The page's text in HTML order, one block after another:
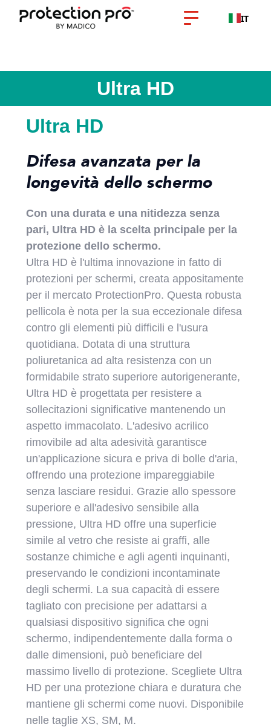
IT
Ultra HD
Ultra HD
Difesa avanzata per la
longevità dello schermo
Con una durata e una nitidezza senza
pari, Ultra HD è la scelta principale per la
protezione dello schermo.
Ultra HD è l'ultima innovazione in fatto di
protezioni per schermi, creata appositamente
per il mercato ProtectionPro. Questa robusta
pellicola è nota per la sua eccezionale difesa
contro gli elementi più difficili e l'usura
quotidiana. Dotata di una struttura
poliuretanica ad alta resistenza con un
formidabile strato superiore autorigenerante,
Ultra HD è progettata per resistere a
sollecitazioni significative mantenendo un
aspetto immacolato. L'adesivo acrilico
rimovibile ad alta adesività garantisce
un'applicazione sicura e priva di bolle d'aria,
offrendo una protezione impareggiabile
senza lasciare residui. Grazie allo spessore
superiore e all'adesivo sensibile alla
pressione, Ultra HD offre una superficie
simile al vetro che resiste ai graffi, alle
sostanze chimiche e agli agenti inquinanti,
preservando le condizioni incontaminate
degli schermi. La sua capacità di essere
tagliato con precisione per adattarsi a
qualsiasi dispositivo significa che ogni
schermo, indipendentemente dalla forma o
dalle dimensioni, può beneficiare del
massimo livello di protezione. Scegliete Ultra
HD per una protezione chiara e duratura che
mantiene gli schermi come nuovi. Disponibile
nelle taglie XS, SM, M.